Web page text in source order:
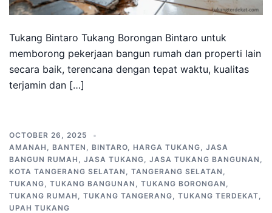
Tukang Bintaro Tukang Borongan Bintaro untuk
memborong pekerjaan bangun rumah dan properti lain
secara baik, terencana dengan tepat waktu, kualitas
terjamin dan […]
OCTOBER 26, 2025
AMANAH , BANTEN , BINTARO, HARGA TUKANG, JASA
BANGUN RUMAH , JASA TUKANG, JASA TUKANG BANGUNAN ,
KOTA TANGERANG SELATAN , TANGERANG SELATAN ,
TUKANG, TUKANG BANGUNAN , TUKANG BORONGAN ,
TUKANG RUMAH , TUKANG TANGERANG, TUKANG TERDEKAT,
UPAH TUKANG